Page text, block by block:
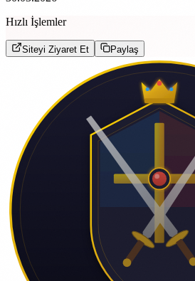
Hızlı İşlemler
Siteyi Ziyaret Et Paylaş